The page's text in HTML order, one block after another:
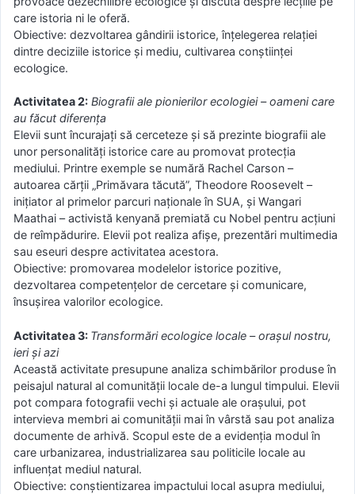
care istoria ni le oferă.
Obiective: dezvoltarea gândirii istorice, înțelegerea relației
dintre deciziile istorice și mediu, cultivarea conștiinței
ecologice.
Activitatea 2: Biografii ale pionierilor ecologiei – oameni care
au făcut diferența
Elevii sunt încurajați să cerceteze și să prezinte biografii ale
unor personalități istorice care au promovat protecția
mediului. Printre exemple se numără Rachel Carson –
autoarea cărții „Primăvara tăcută”, Theodore Roosevelt –
inițiator al primelor parcuri naționale în SUA, și Wangari
Maathai – activistă kenyană premiată cu Nobel pentru acțiuni
de reîmpădurire. Elevii pot realiza afișe, prezentări multimedia
sau eseuri despre activitatea acestora.
Obiective: promovarea modelelor istorice pozitive,
dezvoltarea competențelor de cercetare și comunicare,
însușirea valorilor ecologice.
Activitatea 3: Transformări ecologice locale – orașul nostru,
ieri și azi
Această activitate presupune analiza schimbărilor produse în
peisajul natural al comunității locale de-a lungul timpului. Elevii
pot compara fotografii vechi și actuale ale orașului, pot
intervieva membri ai comunității mai în vârstă sau pot analiza
documente de arhivă. Scopul este de a evidenția modul în
care urbanizarea, industrializarea sau politicile locale au
influențat mediul natural.
Obiective: conștientizarea impactului local asupra mediului,